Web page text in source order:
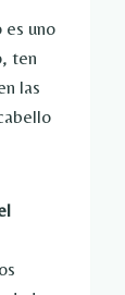
es uno
ten
las